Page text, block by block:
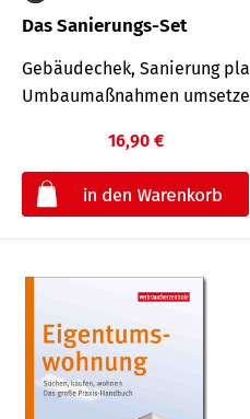
Das Sanierungs-Set
Gebäudechek, Sanierung
Umbaumaßnahmen
16,90 €